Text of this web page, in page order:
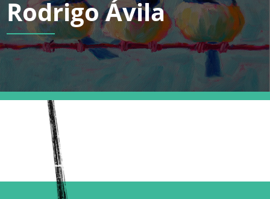
Rodrigo Ávila